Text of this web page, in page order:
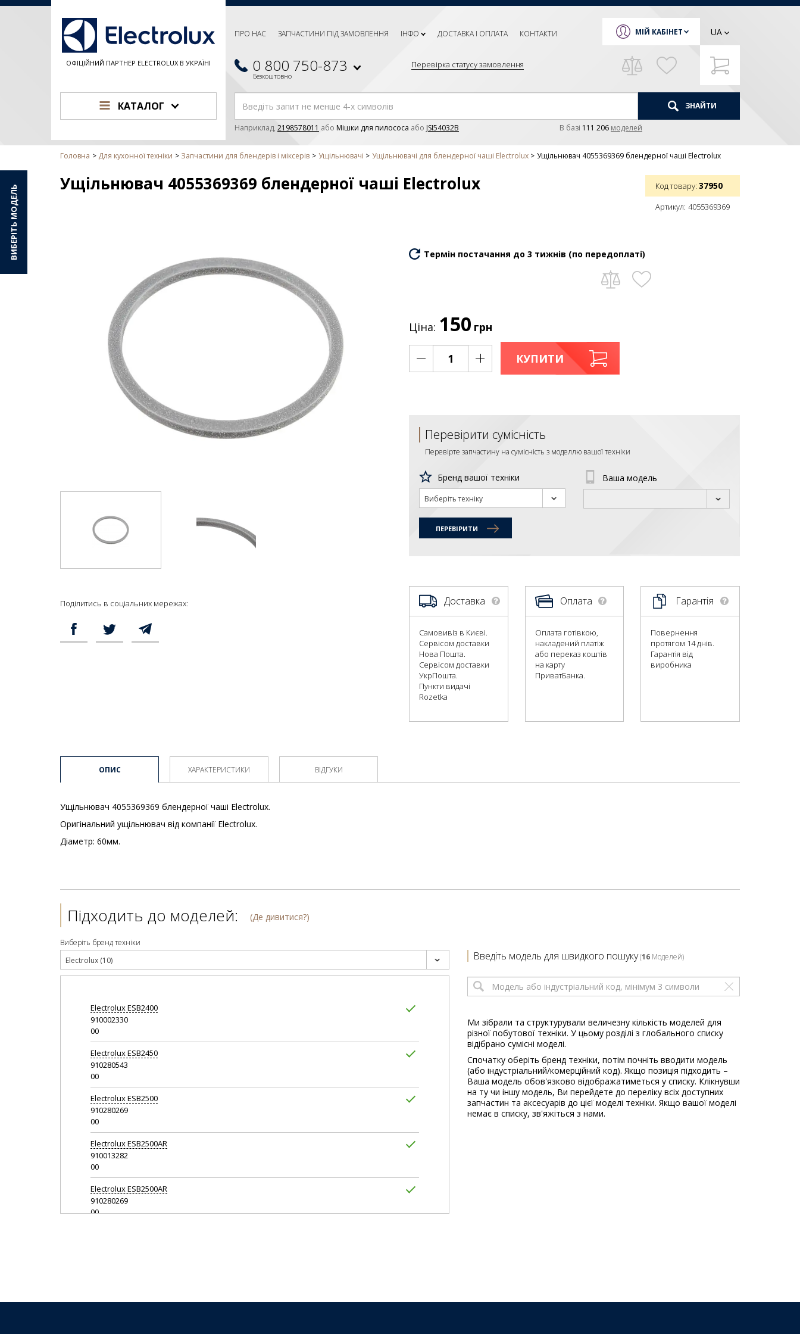
ОФІЦІЙНИЙ ПАРТНЕР ELECTROLUX В УКРАЇНІ
ПРО НАС ЗАПЧАСТИНИ ПІД ЗАМОВЛЕННЯ ІНФО ДОСТАВКА І ОПЛАТА КОНТАКТИ
0 800 750-873
Безкоштовно
Перевірка статусу замовлення
МІЙ КАБІНЕТ UA
КАТАЛОГ ЗНАЙТИ
Наприклад, 2198578011 або Мішки для пилососа або JSI54032B В базi 111 206 моделей
Головна Для кухонної техніки Запчастини для блендерів і міксерів Ущільнювачі Ущільнювачі для блендерної чаші Electrolux Ущільнювач 4055369369 блендерної чаші Electrolux
Ущільнювач 4055369369 блендерної чаші Electrolux Код товару: 37950
Артикул: 4055369369
Поділитись в соціальних мережах:
Термін постачання до 3 тижнів (по передоплаті)
Ціна: 150 грн
КУПИТИ
Перевірити сумісність
Перевірте запчастину на сумісність з моделлю вашої техніки
Бренд вашої техніки
Виберіть техніку
Ваша модель
ПЕРЕВІРИТИ
Доставка
Самовивіз в Києві.
Сервісом доставки
Нова Пошта.
Сервісом доставки
УкрПошта.
Пункти видачі
Rozetka
Оплата
Оплата готівкою,
накладений платіж
або переказ коштів
на карту
ПриватБанка.
Гарантія
Повернення
протягом 14 днів.
Гарантія від
виробника
ОПИС
Ущільнювач 4055369369 блендерної чаші Electrolux.
Оригінальний ущільнювач від компанії Electrolux.
Діаметр: 60мм.
ХАРАКТЕРИСТИКИ ВІДГУКИ
Підходить до моделей: (Де дивитися?)
Виберіть бренд техніки
Electrolux (10)
ElectroluxESB2400
910002330
00
ElectroluxESB2450
910280543
00
ElectroluxESB2500
910280269
00
ElectroluxESB2500AR
910013282
00
ElectroluxESB2500AR
910280269
00
00
Введіть модель для швидкого пошуку(16Моделей)
Ми зібрали та структурували величезну кількість моделей для
різної побутової техніки. У цьому розділі з глобального списку
відібрано сумісні моделі.
Спочатку оберіть бренд техніки, потім почніть вводити модель
(або індустріальний/комерційний код). Якщо позиція підходить –
Ваша модель обов'язково відображатиметься у списку. Клікнувши
на ту чи іншу модель, Ви перейдете до переліку всіх доступних
запчастин та аксесуарів до цієї моделі техніки. Якщо вашої моделі
немає в списку, зв'яжіться з нами.
ВИБЕРІТЬ МОДЕЛЬ